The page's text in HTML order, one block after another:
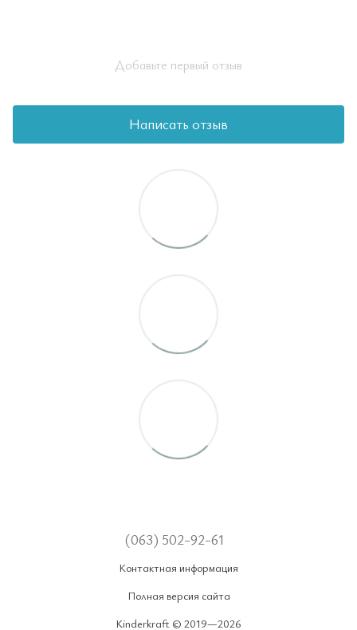
Добавьте первый отзыв
Написать отзыв
(063) 502-92-61
Контактная информация
Полная версия сайта
Kinderkraft © 2019—2026